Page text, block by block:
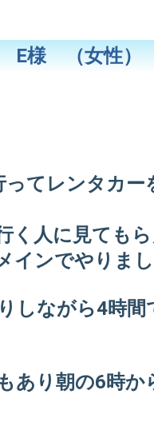
E様 （女性）
てレンタカ
く人に見ても
インでやりまし
しながら4時
り朝の6時か